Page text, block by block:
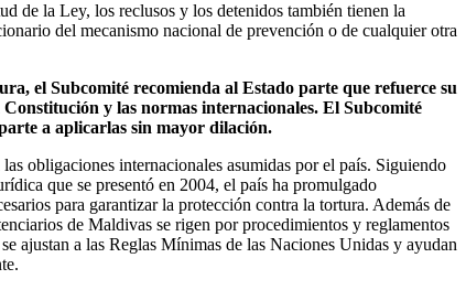
de la Ley, los reclusos y los detenidos también tienen la
del mecanismo nacional de prevención o de cualquier otra
el Subcomité recomienda al Estado parte que refuerce su
y las normas internacionales. El Subcomité
a aplicarlas sin mayor dilación.
obligaciones internacionales asumidas por el país. Siguiendo
que se presentó en 2004, el país ha promulgado
para garantizar la protección contra la tortura. Además de
de Maldivas se rigen por procedimientos y reglamentos
ajustan a las Reglas Mínimas de las Naciones Unidas y ayudan